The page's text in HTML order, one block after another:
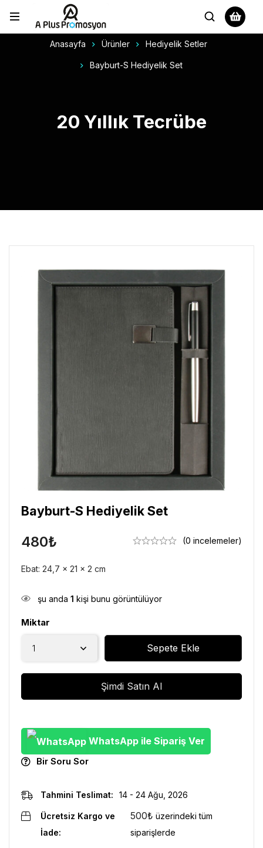
Anasayfa Ürünler Hediyelik Setler
Bayburt-S Hediyelik Set
20 Yıllık Tecrübe
Bayburt-S Hediyelik Set
480₺ (0 incelemeler)
Ebat: 24,7 x 21 x 2 cm
şu anda 1 kişi bunu görüntülüyor
Miktar
Sepete Ekle
Şimdi Satın Al
WhatsApp ile Sipariş Ver
Bir Soru Sor
Tahmini Teslimat: 14 - 24 Ağu, 2026
Ücretsiz Kargo ve
İade:
500₺ üzerindeki tüm
siparişlerde